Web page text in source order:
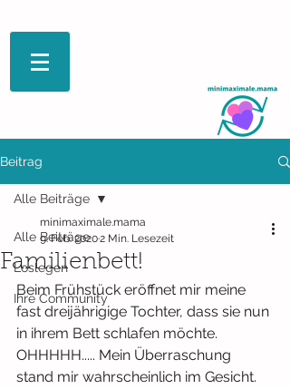
Beitrag
Alle Beiträge
Loslegen
Ihre Community
Alle Beiträge
Familienbett!
minimaximale.mama
9. Feb. 20202 Min. Lesezeit
Beim Frühstück eröffnet mir meine
fast dreijährigige Tochter, dass sie nun
in ihrem Bett schlafen möchte.
OHHHHH..... Mein Überraschung
stand mir wahrscheinlich im Gesicht.